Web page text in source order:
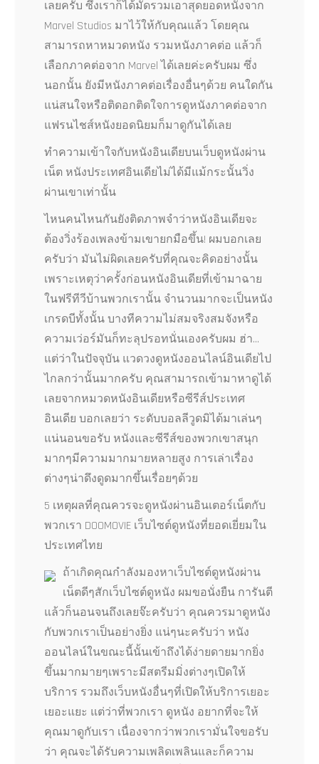
เลยครับ ซึ่งเราก็ได้มัดรวมเอาสุดยอดหนังจาก
Marvel Studios มาไว้ให้กับคุณแล้ว โดยคุณ
สามารถหาหมวดหนัง รวมหนังภาคต่อ แล้วก็
เลือกภาคต่อจาก Marvel ได้เลยค่ะครับผม ซึ่ง
นอกนั้น ยังมีหนังภาคต่อเรื่องอื่นๆด้วย คนใดกัน
แน่สนใจหรือติดอกติดใจการดูหนังภาคต่อจาก
แฟรนไชส์หนังยอดนิยมก็มาดูกันได้เลย
ทำความเข้าใจกับหนังอินเดียบนเว็บดูหนังผ่าน
เน็ต หนังประเทศอินเดียไม่ได้มีแม้กระนั้นวิ่ง
ผ่านเขาเท่านั้น
ไหนคนไหนกันยังติดภาพจำว่าหนังอินเดียจะ
ต้องวิ่งร้องเพลงข้ามเขายกมือขึ้น! ผมบอกเลย
ครับว่า มันไม่ผิดเลยครับที่คุณจะคิดอย่างนั้น
เพราะเหตุว่าครั้งก่อนหนังอินเดียที่เข้ามาฉาย
ในฟรีทีวีบ้านพวกเรานั้น จำนวนมากจะเป็นหนัง
เกรดบีทั้งนั้น บางทีความไม่สมจริงสมจังหรือ
ความเว่อร์มันก็ทะลุปรอทนั่นเองครับผม ฮ่า…
แต่ว่าในปัจจุบัน แวดวงดูหนังออนไลน์อินเดียไป
ไกลกว่านั้นมากครับ คุณสามารถเข้ามาหาดูได้
เลยจากหมวดหนังอินเดียหรือซีรีส์ประเทศ
อินเดีย บอกเลยว่า ระดับบอลลีวูดมิได้มาเล่นๆ
แน่นอนขอรับ หนังและซีรีส์ของพวกเขาสนุก
มากๆมีความมากมายหลายสูง การเล่าเรื่อง
ต่างๆน่าดึงดูดมากขึ้นเรื่อยๆด้วย
5 เหตุผลที่คุณควรจะดูหนังผ่านอินเตอร์เน็ตกับ
พวกเรา DOOMOVIE เว็บไซต์ดูหนังที่ยอดเยี่ยมใน
ประเทศไทย
ถ้าเกิดคุณกำลังมองหาเว็บไซต์ดูหนังผ่าน
เน็ตดีๆสักเว็บไซต์ดูหนัง ผมขอนั่งยืน การันตี
แล้วก็นอนจนถึงเลยจ๊ะครับว่า คุณควรมาดูหนัง
กับพวกเราเป็นอย่างยิ่ง แน่ๆนะครับว่า หนัง
ออนไลน์ในขณะนี้นั้นเข้าถึงได้ง่ายดายมากยิ่ง
ขึ้นมากมายๆเพราะมีสตรีมมิ่งต่างๆเปิดให้
บริการ รวมถึงเว็บหนังอื่นๆที่เปิดให้บริการเยอะ
เยอะแยะ แต่ว่าที่พวกเรา ดูหนัง อยากที่จะให้
คุณมาดูกับเรา เนื่องจากว่าพวกเรามั่นใจขอรับ
ว่า คุณจะได้รับความเพลิดเพลินและก็ความ